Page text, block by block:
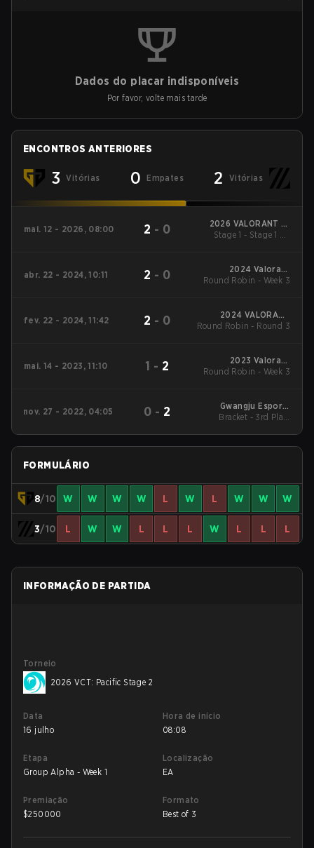
Dados do placar indisponíveis
Por favor, volte mais tarde
ENCONTROS ANTERIORES
3 Vitórias 0 Empates 2 Vitórias
mai. 12 - 2026, 08:00 2 - 0
2026 VALORANT at
Esports World Cup
Stage 1 - Stage 1 LB
abr. 22 - 2024, 10:11 2 - 0
2024 Valorant
Champions Tour:
Round Robin - Week 3
fev. 22 - 2024, 11:42 2 - 0
2024 VALORANT
Champions Tour:
Round Robin - Round 3
mai. 14 - 2023, 11:10 1 - 2
2023 Valorant
Champions Tour:
Round Robin - Week 3
nov. 27 - 2022, 04:05 0 - 2
Gwangju Esports
Series - Asia
Bracket - 3rd Place
FORMULÁRIO
8/10 W W W W L W L W W W
3/10 L W W L L L W L L L
INFORMAÇÃO DE PARTIDA
Torneio
2026 VCT: Pacific Stage 2
Data
16 julho
Hora de início
08:08
Etapa
Group Alpha - Week 1
Localização
EA
Premiação
$250000
Formato
Best of 3